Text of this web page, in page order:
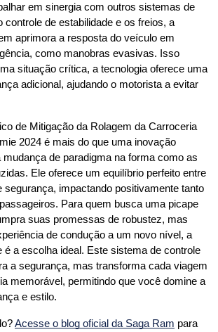
em sinergia com outros sistemas de
controle de estabilidade e os freios, a
aprimora a resposta do veículo em
como manobras evasivas. Isso
situação crítica, a tecnologia oferece uma
adicional, ajudando o motorista a evitar
de Mitigação da Rolagem da Carroceria
2024 é mais do que uma inovação
de paradigma na forma como as
Ele oferece um equilíbrio perfeito entre
segurança, impactando positivamente tanto
Para quem busca uma picape
suas promessas de robustez, mas
de condução a um novo nível, a
é a escolha ideal. Este sistema de controle
a segurança, mas transforma cada viagem
memorável, permitindo que você domine a
e estilo.
Acesse o blog oficial da Saga Ram para